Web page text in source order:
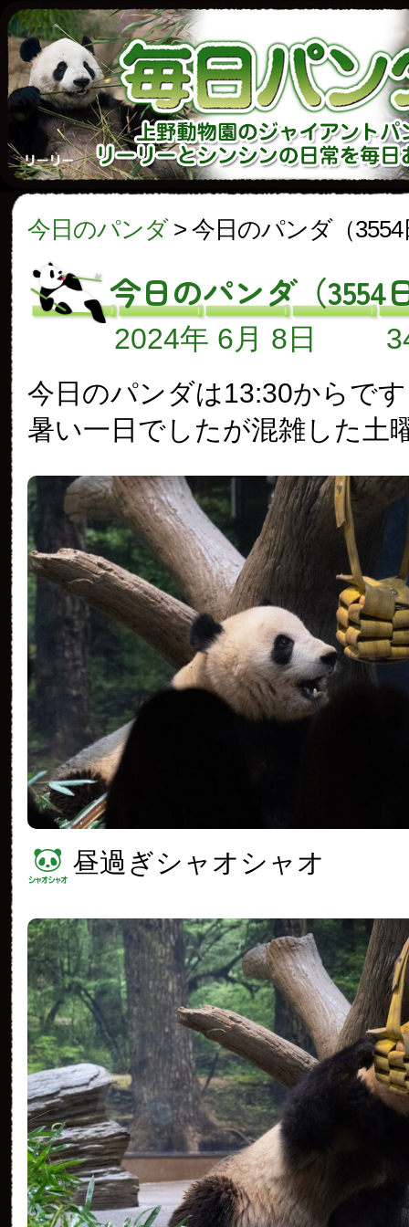
今日のパンダ> 今日のパンダ（3554
今日のパンダ（3554
2024年 6月 8日
今日のパンダは13:30からで
暑い一日でしたが混雑した土
昼過ぎシャオシャオ